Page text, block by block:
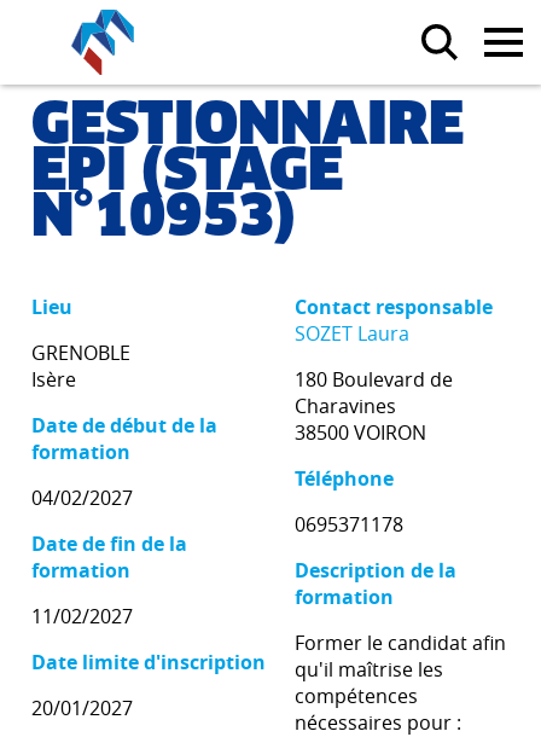
GESTIONNAIRE
EPI (STAGE
N°10953)
Lieu
GRENOBLE
Isère
Date de début de la
formation
04/02/2027
Date de fin de la
formation
11/02/2027
Date limite d'inscription
20/01/2027
Contact responsable
SOZET Laura
180 Boulevard de
Charavines
38500 VOIRON
Téléphone
0695371178
Description de la
formation
Former le candidat afin
qu'il maîtrise les
compétences
nécessaires pour :